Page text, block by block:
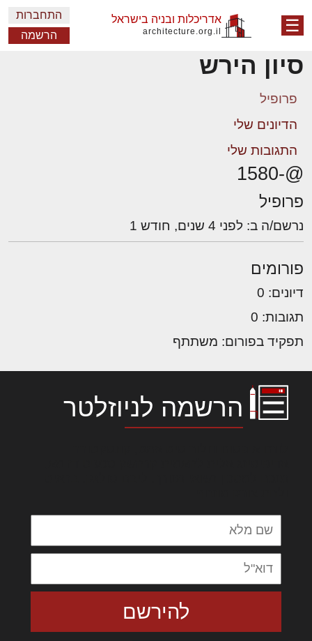
☰ אדריכלות ובניה בישראל
architecture.org.il
התחברות
הרשמה
סיון הירש
פרופיל
הדיונים שלי
התגובות שלי
@-1580
פרופיל
נרשם/ה ב: לפני 4 שנים, חודש 1
פורומים
דיונים: 0
תגובות: 0
תפקיד בפורום: משתתף
הרשמה לניוזלטר